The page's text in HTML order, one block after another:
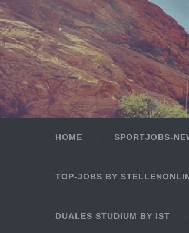
HOME SPORTJOBS-
TOP-JOBS BY
DUALES STUDIUM BY IST